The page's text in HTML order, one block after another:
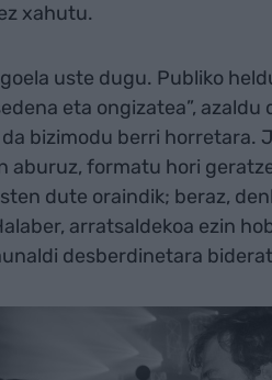
xahutu.
uste dugu. Publiko
eta ongizatea”, azaldu
bizimodu berri horretara.
aburuz, formatu hori
dute oraindik; beraz,
arratsaldekoa ezin
desberdinetara